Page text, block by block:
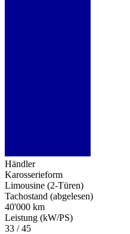
Händler
Karosserieform
Limousine (2-Türen)
Tachostand (abgelesen)
40'000 km
Leistung (kW/PS)
33 / 45